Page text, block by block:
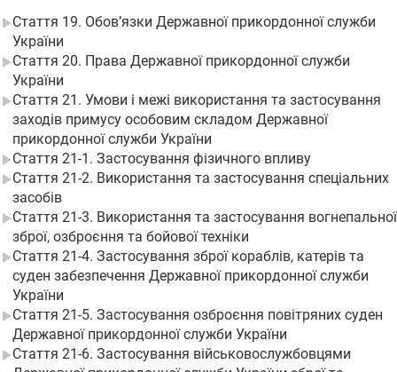
Стаття 19. Обов’язки Державної прикордонної служби
України
Стаття 20. Права Державної прикордонної служби
України
Стаття 21. Умови і межі використання та застосування
заходів примусу особовим складом Державної
прикордонної служби України
Стаття 21-1. Застосування фізичного впливу
Стаття 21-2. Використання та застосування спеціальних
засобів
Стаття 21-3. Використання та застосування вогнепальної
зброї, озброєння та бойової техніки
Стаття 21-4. Застосування зброї кораблів, катерів та
суден забезпечення Державної прикордонної служби
України
Стаття 21-5. Застосування озброєння повітряних суден
Державної прикордонної служби України
Стаття 21-6. Застосування військовослужбовцями